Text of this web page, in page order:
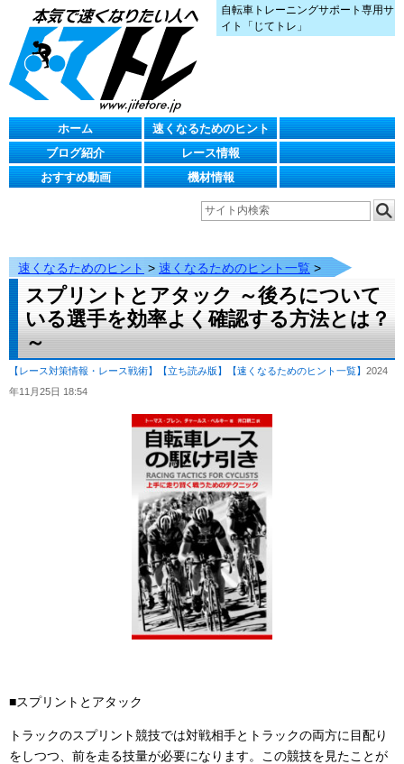
自転車トレーニングサポート専用サ
イト「じてトレ」
ホーム
速くなるためのヒント
ブログ紹介
レース情報
おすすめ動画
機材情報
速くなるためのヒント > 速くなるためのヒント一覧 >
スプリントとアタック ～後ろについて
いる選手を効率よく確認する方法とは？
～
【レース対策情報・レース戦術】 【立ち読み版】 【速くなるためのヒント一覧】 2024
年11月25日 18:54
■スプリントとアタック
トラックのスプリント競技では対戦相手とトラックの両方に目配り
をしつつ、前を走る技量が必要になります。この競技を見たことが